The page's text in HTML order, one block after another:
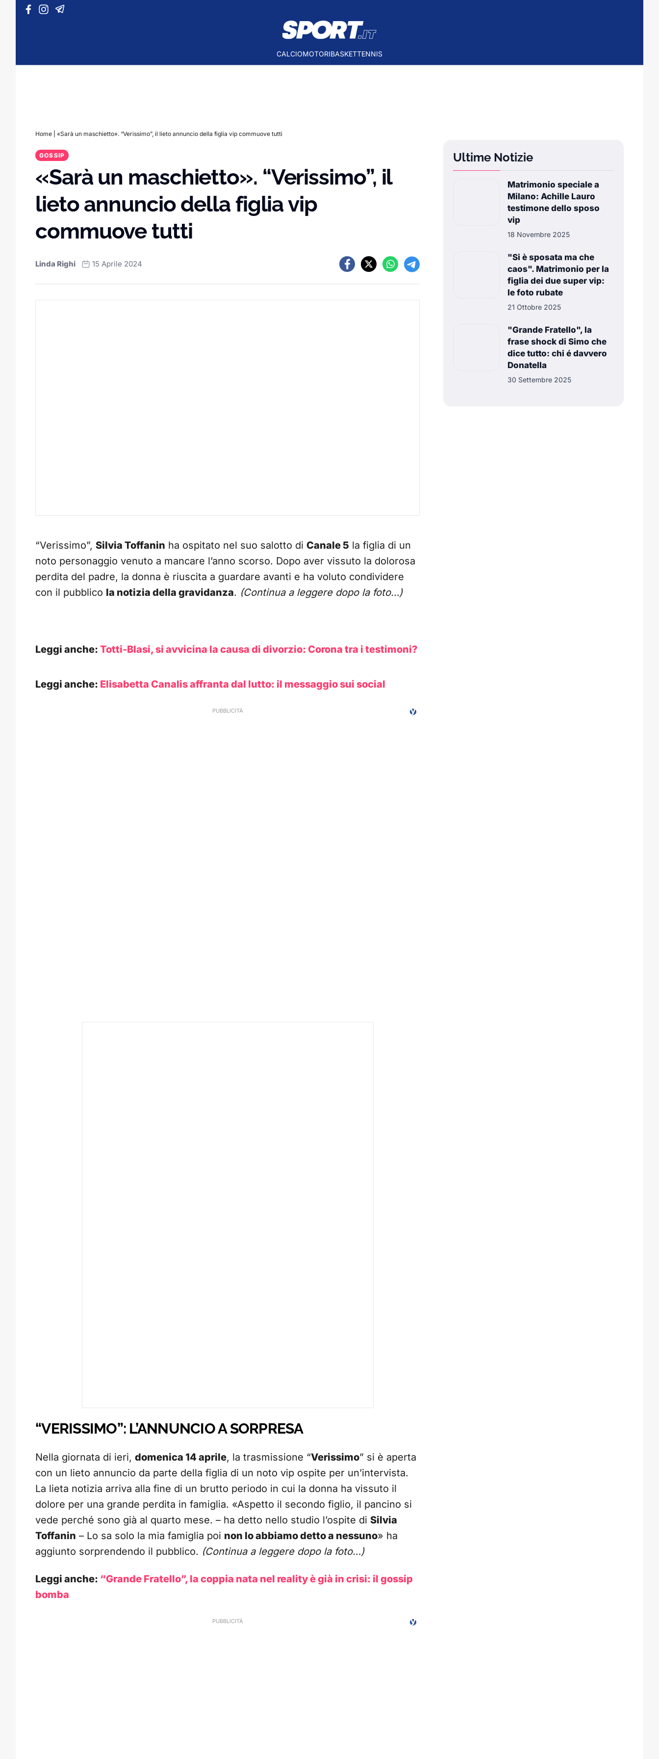
Vai al contenuto
CALCIOMOTORIBASKETTENNIS
Home «Sarà un maschietto». “Verissimo”, il lieto annuncio della figlia vip commuove tutti
GOSSIP
«Sarà un maschietto». “Verissimo”, il
lieto annuncio della figlia vip
commuove tutti
Linda Righi 15 Aprile 2024
“Verissimo”, Silvia Toffanin ha ospitato nel suo salotto di Canale 5 la figlia di un
noto personaggio venuto a mancare l’anno scorso. Dopo aver vissuto la dolorosa
perdita del padre, la donna è riuscita a guardare avanti e ha voluto condividere
con il pubblico la notizia della gravidanza. (Continua a leggere dopo la foto…)
Leggi anche: Totti-Blasi, si avvicina la causa di divorzio: Corona tra i testimoni?
Leggi anche: Elisabetta Canalis affranta dal lutto: il messaggio sui social
“VERISSIMO”: L’ANNUNCIO A SORPRESA
Nella giornata di ieri, domenica 14 aprile, la trasmissione “Verissimo” si è aperta
con un lieto annuncio da parte della figlia di un noto vip ospite per un’intervista.
La lieta notizia arriva alla fine di un brutto periodo in cui la donna ha vissuto il
dolore per una grande perdita in famiglia. «Aspetto il secondo figlio, il pancino si
vede perché sono già al quarto mese. – ha detto nello studio l’ospite di Silvia
Toffanin – Lo sa solo la mia famiglia poi non lo abbiamo detto a nessuno» ha
aggiunto sorprendendo il pubblico. (Continua a leggere dopo la foto…)
Leggi anche: “Grande Fratello”, la coppia nata nel reality è già in crisi: il gossip
bomba
Ultime Notizie
Matrimonio speciale a
Milano: Achille Lauro
testimone dello sposo
vip
18 Novembre 2025
"Si è sposata ma che
caos". Matrimonio per la
figlia dei due super vip:
le foto rubate
21 Ottobre 2025
"Grande Fratello", la
frase shock di Simo che
dice tutto: chi é davvero
Donatella
30 Settembre 2025